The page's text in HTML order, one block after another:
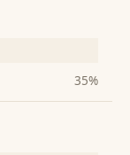
35%